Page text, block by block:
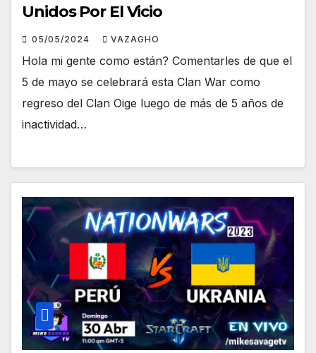
Unidos Por El Vicio
05/05/2024 VAZAGHO
Hola mi gente como están? Comentarles de que el
5 de mayo se celebrará esta Clan War como
regreso del Clan Oige luego de más de 5 años de
inactividad…